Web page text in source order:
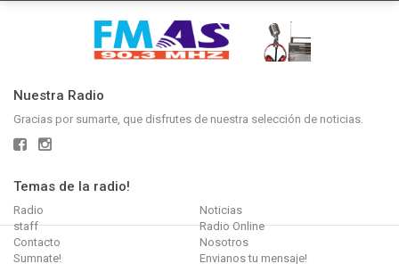
Nuestra Radio
Gracias por sumarte, que disfrutes de nuestra selección de noticias.
Temas de la radio!
Radio
Noticias
staff
Radio Online
Contacto
Nosotros
Sumnate!
Envianos tu mensaje!